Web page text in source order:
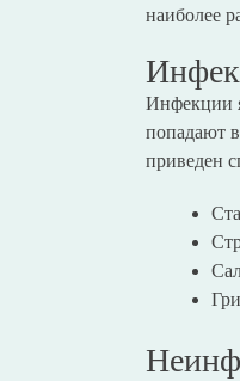
наиболее
Инфекции
попадают
приведен